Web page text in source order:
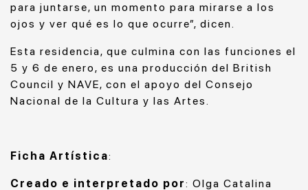
para juntarse, un momento para mirarse a los
ojos y ver qué es lo que ocurre”, dicen.
Esta residencia, que culmina con las funciones el
5 y 6 de enero, es una producción del British
Council y NAVE, con el apoyo del Consejo
Nacional de la Cultura y las Artes.
Ficha Artística:
Creado e interpretado por: Olga Catalina